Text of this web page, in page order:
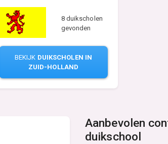
8 duikscholen
gevonden
BEKIJK DUIKSCHOLEN IN
ZUID-HOLLAND
Aanbevolen
duikschool